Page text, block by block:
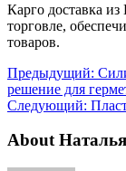
Карго доставка
торговле,
товаров.
Предыдущий:
решение для
Следующий:
About Наталья